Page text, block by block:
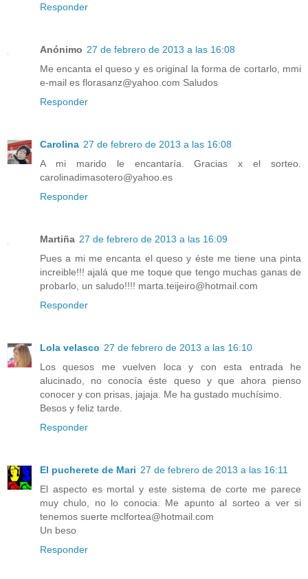
Responder
Anónimo 27 de febrero de 2013 a las 16:08
Me encanta el queso y es original la forma de cortarlo, mmi
e-mail es florasanz@yahoo.com Saludos
Responder
Carolina 27 de febrero de 2013 a las 16:08
A mi marido le encantaría. Gracias x el sorteo.
carolinadimasotero@yahoo.es
Responder
Martiña 27 de febrero de 2013 a las 16:09
Pues a mi me encanta el queso y éste me tiene una pinta
increible!!! ajalá que me toque que tengo muchas ganas de
probarlo, un saludo!!!! marta.teijeiro@hotmail.com
Responder
Lola velasco 27 de febrero de 2013 a las 16:10
Los quesos me vuelven loca y con esta entrada he
alucinado, no conocía éste queso y que ahora pienso
conocer y con prisas, jajaja. Me ha gustado muchísimo.
Besos y feliz tarde.
Responder
El pucherete de Mari 27 de febrero de 2013 a las 16:11
El aspecto es mortal y este sistema de corte me parece
muy chulo, no lo conocia. Me apunto al sorteo a ver si
tenemos suerte mclfortea@hotmail.com
Un beso
Responder